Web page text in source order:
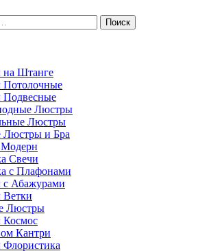
Штанге
Люстры
Люстры
Люстры и Бра
Свечи
с Плафонами
Абажурами
Люстры
Кантри